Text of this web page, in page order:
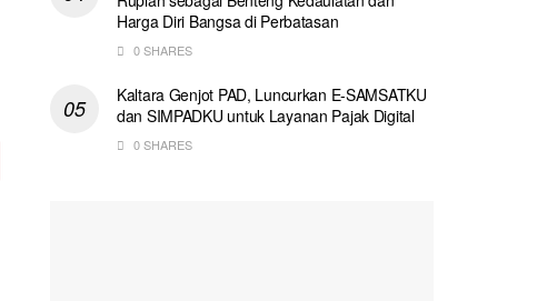
Harga Diri Bangsa di Perbatasan
0 SHARES
Kaltara Genjot PAD, Luncurkan E-SAMSATKU
dan SIMPADKU untuk Layanan Pajak Digital
0 SHARES